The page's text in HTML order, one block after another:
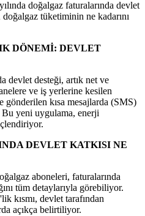
doğalgaz faturalarında devlet
tüketiminin ne kadarını
DÖNEMİ: DEVLET
devlet desteği, artık net ve
ve iş yerlerine kesilen
gönderilen kısa mesajlarda (SMS)
yeni uygulama, enerji
DEVLET KATKISI NE
aboneleri, faturalarında
tüm detaylarıyla görebiliyor.
kısmı, devlet tarafından
açıkça belirtiliyor.